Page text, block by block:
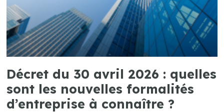
Décret du 30 avril 2026 : quelles
sont les nouvelles formalités
d’entreprise à connaître ?